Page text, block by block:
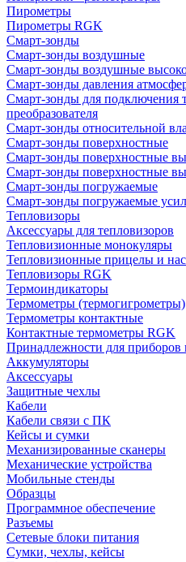
Пирометры
Пирометры RGK
Смарт-зонды
Смарт-зонды воздушные
Смарт-зонды воздушные
Смарт-зонды давления
Смарт-зонды для подключения
преобразователя
Смарт-зонды относительной
Смарт-зонды поверхностные
Смарт-зонды поверхностные
Смарт-зонды поверхностные
Смарт-зонды погружаемые
Смарт-зонды погружаемые
Тепловизоры
Аксессуары для тепловизоров
Тепловизионные монокуляры
Тепловизионные прицелы и
Тепловизоры RGK
Термоиндикаторы
Термометры (термогигрометры)
Термометры контактные
Контактные термометры RGK
Принадлежности для приборов
Аккумуляторы
Аксессуары
Защитные чехлы
Кабели
Кабели связи с ПК
Кейсы и сумки
Механизированные сканеры
Механические устройства
Мобильные стенды
Образцы
Программное обеспечение
Разъемы
Сетевые блоки питания
Сумки, чехлы, кейсы